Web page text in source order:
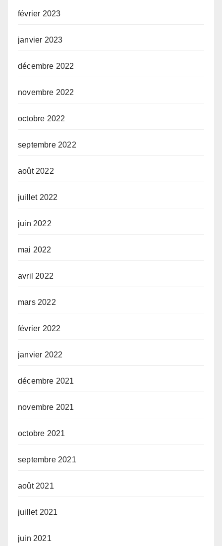
février 2023
janvier 2023
décembre 2022
novembre 2022
octobre 2022
septembre 2022
août 2022
juillet 2022
juin 2022
mai 2022
avril 2022
mars 2022
février 2022
janvier 2022
décembre 2021
novembre 2021
octobre 2021
septembre 2021
août 2021
juillet 2021
juin 2021